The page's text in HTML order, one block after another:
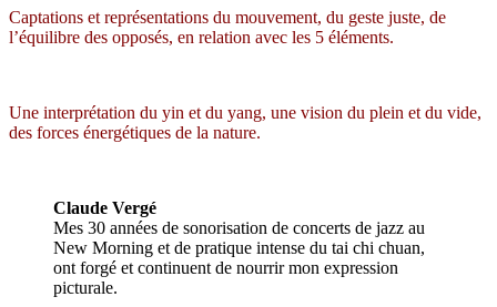
Captations et représentations du mouvement, du geste juste, de
l’équilibre des opposés, en relation avec les 5 éléments.
Une interprétation du yin et du yang, une vision du plein et du vide,
des forces énergétiques de la nature.
Claude Vergé
Mes 30 années de sonorisation de concerts de jazz au
New Morning et de pratique intense du tai chi chuan,
ont forgé et continuent de nourrir mon expression
picturale.